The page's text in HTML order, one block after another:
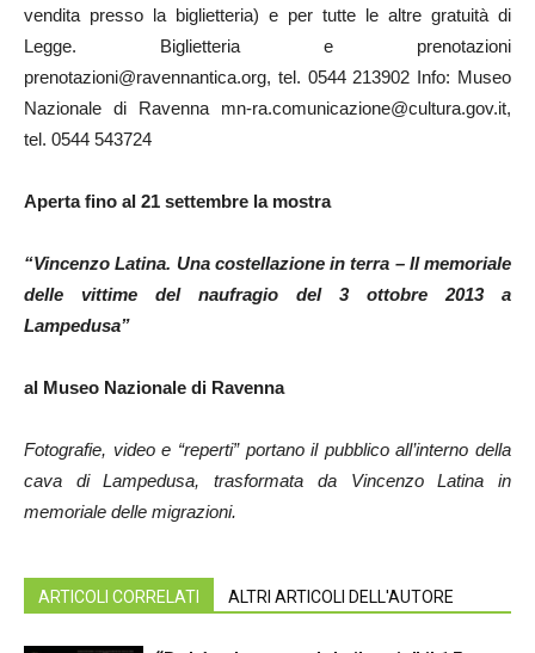
vendita presso la biglietteria) e per tutte le altre gratuità di
Legge. Biglietteria e prenotazioni
prenotazioni@ravennantica.org, tel. 0544 213902 Info: Museo
Nazionale di Ravenna mn-ra.comunicazione@cultura.gov.it,
tel. 0544 543724
Aperta fino al 21 settembre la mostra
“Vincenzo Latina. Una costellazione in terra – Il memoriale
delle vittime del naufragio del 3 ottobre 2013 a
Lampedusa”
al Museo Nazionale di Ravenna
Fotografie, video e “reperti” portano il pubblico all’interno della
cava di Lampedusa, trasformata da Vincenzo Latina in
memoriale delle migrazioni.
ARTICOLI CORRELATI ALTRI ARTICOLI DELL'AUTORE